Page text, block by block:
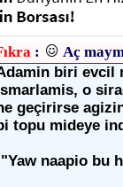
:
Aç
biri evcil
o
geçirirse
topu mideye
naapio bu